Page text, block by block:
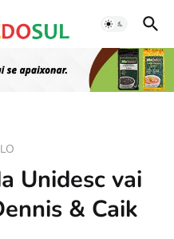
Unidesc vai
& Caik